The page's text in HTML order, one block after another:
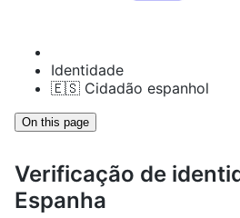
Identidade
🇪🇸 Cidadão espanhol
On this page
Verificação de
Espanha